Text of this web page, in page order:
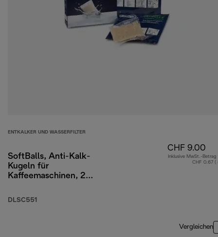
ENTKALKER UND WASSERFILTER
SoftBalls, Anti-Kalk-
Kugeln für
Kaffeemaschinen, 2
DLSC551
CHF 9.00
Inklusive MwSt.-Betrag
CHF 0.67 (
Vergleichen